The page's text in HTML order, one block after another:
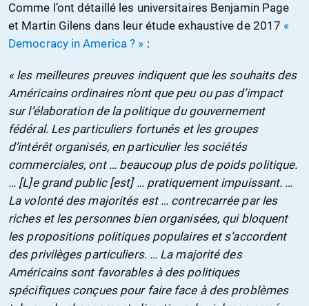
Comme l’ont détaillé les universitaires Benjamin Page
et Martin Gilens dans leur étude exhaustive de 2017 «
Democracy in America ? » :
« les meilleures preuves indiquent que les souhaits des
Américains ordinaires n’ont que peu ou pas d’impact
sur l’élaboration de la politique du gouvernement
fédéral. Les particuliers fortunés et les groupes
d’intérêt organisés, en particulier les sociétés
commerciales, ont … beaucoup plus de poids politique.
… [L]e grand public [est] … pratiquement impuissant. …
La volonté des majorités est … contrecarrée par les
riches et les personnes bien organisées, qui bloquent
les propositions politiques populaires et s’accordent
des privilèges particuliers. … La majorité des
Américains sont favorables à des politiques
spécifiques conçues pour faire face à des problèmes